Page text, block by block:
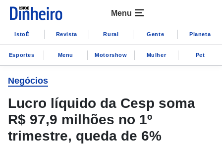
Menu
IstoÉ Revista Rural Gente Planeta
Esportes Menu Motorshow Mulher Pet
Negócios
Lucro líquido da Cesp soma
R$ 97,9 milhões no 1º
trimestre, queda de 6%